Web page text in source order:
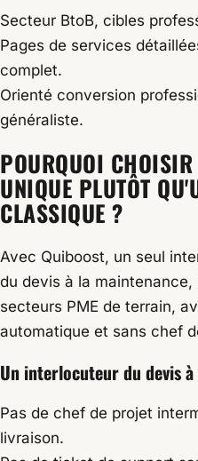
Secteur BtoB, cibles
Pages de services
complet.
Orienté conversion
généraliste.
POURQUOI CHOISIR
UNIQUE PLUTÔT
CLASSIQUE ?
Avec Quiboost, un seul
du devis à la maintenance,
secteurs PME de terrain,
automatique et sans chef
Un interlocuteur du devis
Pas de chef de projet
livraison.